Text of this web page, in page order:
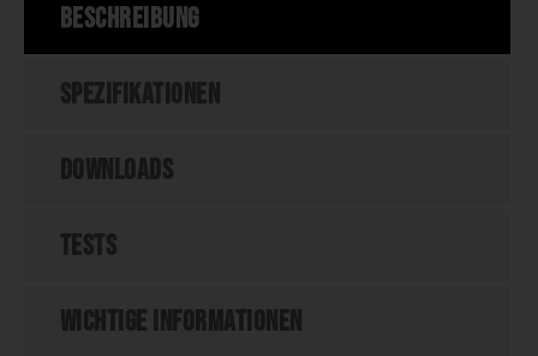
Beschreibung
Spezifikationen
Downloads
Tests
Wichtige Informationen